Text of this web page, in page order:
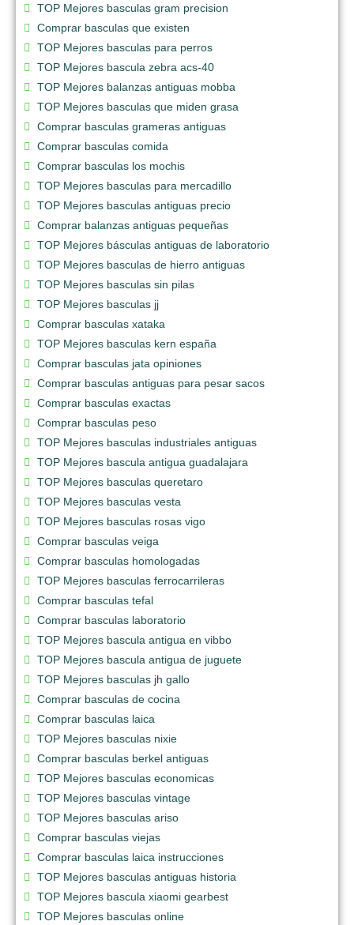
TOP Mejores basculas gram precision
Comprar basculas que existen
TOP Mejores basculas para perros
TOP Mejores bascula zebra acs-40
TOP Mejores balanzas antiguas mobba
TOP Mejores basculas que miden grasa
Comprar basculas grameras antiguas
Comprar basculas comida
Comprar basculas los mochis
TOP Mejores basculas para mercadillo
TOP Mejores basculas antiguas precio
Comprar balanzas antiguas pequeñas
TOP Mejores básculas antiguas de laboratorio
TOP Mejores basculas de hierro antiguas
TOP Mejores basculas sin pilas
TOP Mejores basculas jj
Comprar basculas xataka
TOP Mejores basculas kern españa
Comprar basculas jata opiniones
Comprar basculas antiguas para pesar sacos
Comprar basculas exactas
Comprar basculas peso
TOP Mejores basculas industriales antiguas
TOP Mejores bascula antigua guadalajara
TOP Mejores basculas queretaro
TOP Mejores basculas vesta
TOP Mejores basculas rosas vigo
Comprar basculas veiga
Comprar basculas homologadas
TOP Mejores basculas ferrocarrileras
Comprar basculas tefal
Comprar basculas laboratorio
TOP Mejores bascula antigua en vibbo
TOP Mejores bascula antigua de juguete
TOP Mejores basculas jh gallo
Comprar basculas de cocina
Comprar basculas laica
TOP Mejores basculas nixie
Comprar basculas berkel antiguas
TOP Mejores basculas economicas
TOP Mejores basculas vintage
TOP Mejores basculas ariso
Comprar basculas viejas
Comprar basculas laica instrucciones
TOP Mejores basculas antiguas historia
TOP Mejores bascula xiaomi gearbest
TOP Mejores basculas online